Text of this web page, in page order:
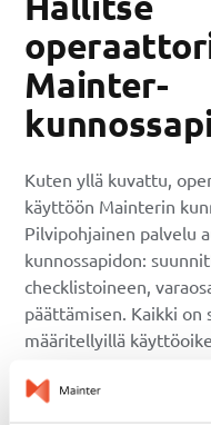
Mainter-
Kuten yllä kuvattu,
käyttöön Mainterin
Pilvipohjainen palvelu
kunnossapidon:
checklistoineen,
päättämisen. Kaikki on
määritellyillä
Vahva ja